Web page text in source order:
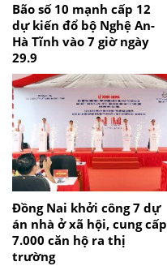
Bão số 10 mạnh cấp 12
dự kiến đổ bộ Nghệ An-
Hà Tĩnh vào 7 giờ ngày
29.9
Đồng Nai khởi công 7 dự
án nhà ở xã hội, cung cấp
7.000 căn hộ ra thị
trường